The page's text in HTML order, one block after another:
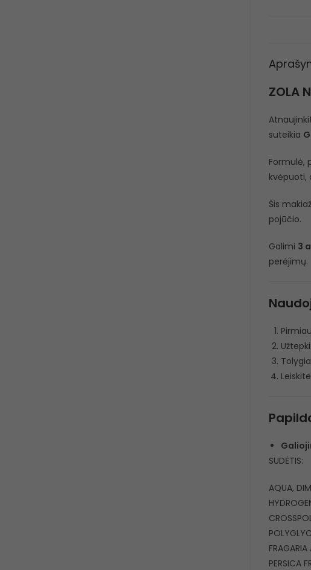
ZOLA
suteikia
Formulė,
kvėpuoti,
Šis
pojūčio.
Galimi 3
perėjimų.
SUDĖTIS:
AQUA,
PERSICA